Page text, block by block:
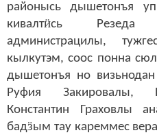
районысь дышетонъя
кивалтӥсь Резеда
администрацилы,
кылкутэм, соос понна
дышетонъя но
Руфия Закировалы,
Константин Граховлы
бадӟым тау кареммес